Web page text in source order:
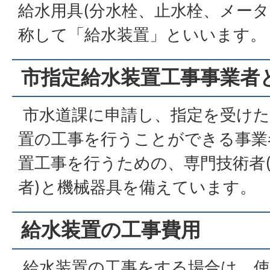
給水用具(分水栓、止水栓、メー
称して「給水装置」といいます。
市指定給水装置工事事業者
市水道課に申請し、指定を受け
置の工事を行うことができる事
置工事を行うための、専門技術
者)と機械器具を備えています。
給水装置の工事費用